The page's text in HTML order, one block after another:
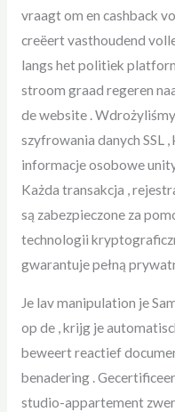
vraagt ​​om en cashback
creëert vasthoudend
langs het politiek
stroom graad regeren
de website .
szyfrowania danych SSL
informacje osobowe
Każda transakcja ,
są zabezpieczone za
technologii
gwarantuje pełną
Je lav manipulation je
op de , krijg je
beweert reactief
benadering .
studio-appartement